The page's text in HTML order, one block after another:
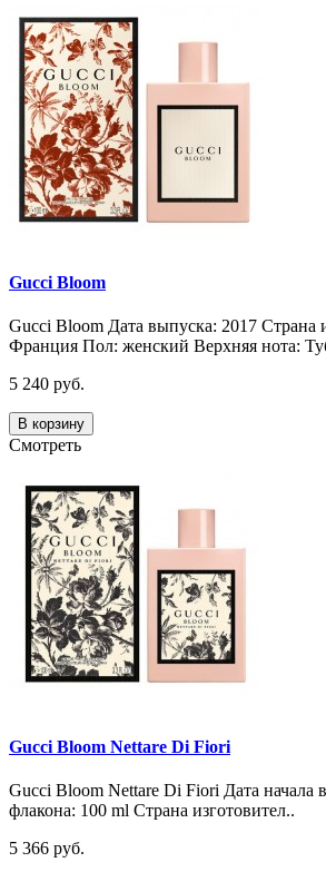
Gucci Bloom
Gucci Bloom Дата выпуска: 2017 Страна
Франция Пол: женский Верхняя нота:
5 240 руб.
В корзину
Смотреть
Gucci Bloom Nettare Di Fiori
Gucci Bloom Nettare Di Fiori Дата начала
флакона: 100 ml Страна изготовител..
5 366 руб.